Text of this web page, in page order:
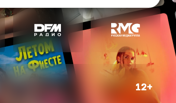
12+